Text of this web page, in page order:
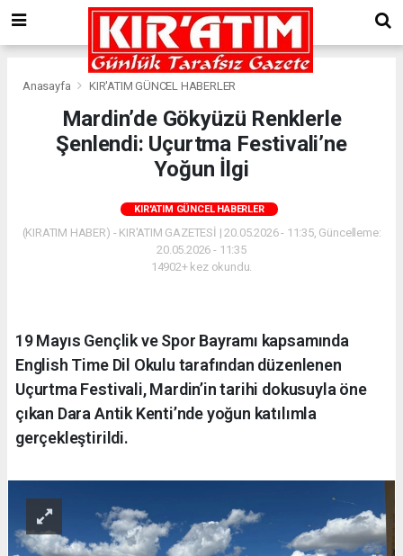
Anasayfa KIR'ATIM GÜNCEL HABERLER
Mardin’de Gökyüzü Renklerle
Şenlendi: Uçurtma Festivali’ne
Yoğun İlgi
KIR'ATIM GÜNCEL HABERLER
(KIRATIM HABER) - KIR'ATIM GAZETESİ | 20.05.2026 - 11:35, Güncelleme:
20.05.2026 - 11:35
14902+ kez okundu.
19 Mayıs Gençlik ve Spor Bayramı kapsamında
English Time Dil Okulu tarafından düzenlenen
Uçurtma Festivali, Mardin’in tarihi dokusuyla öne
çıkan Dara Antik Kenti’nde yoğun katılımla
gerçekleştirildi.